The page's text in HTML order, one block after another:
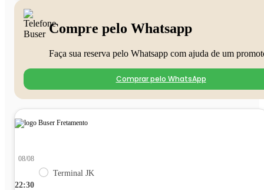
Compre pelo Whatsapp
Faça sua reserva pelo Whatsapp com ajuda de um
Comprar pelo WhatsApp
22:30
08/08
Terminal JK